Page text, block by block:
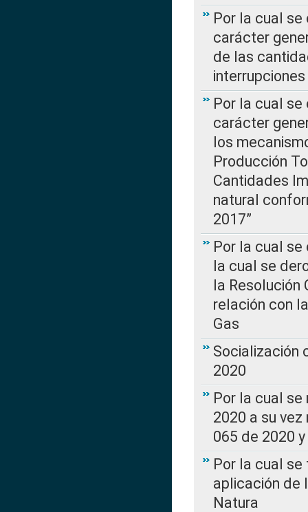
Por la cual
carácter
de las
Por la cual
carácter
los
Producción
Cantidades
natural
2017”
Por la cual
la cual se
la Resolución
relación con
Gas
Socialización
2020
Por la cual se
2020 a su
065 de 2020
Por la cual
aplicación de
Natura